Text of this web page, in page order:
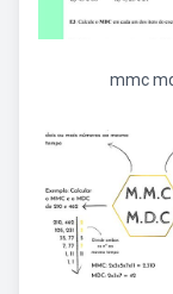
mmc